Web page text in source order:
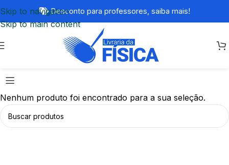
Skip to navigation
Skip to main content
Desconto para professores, saiba mais!
Nenhum produto foi encontrado para a sua seleção.